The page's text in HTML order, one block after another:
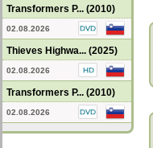
Transformers P... (2010)
02.08.2026
Thieves Highwa... (2025)
02.08.2026
Transformers P... (2010)
02.08.2026